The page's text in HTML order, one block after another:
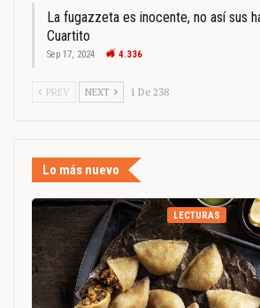
La fugazzeta es inocente, no así sus
Cuartito
Sep 17, 2024 4.336
PREV NEXT 1 De 238
Lo más nuevo
LECTURAS